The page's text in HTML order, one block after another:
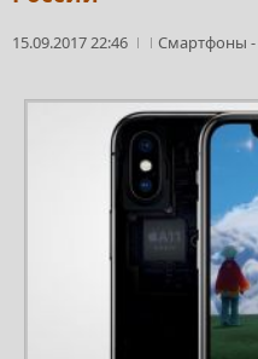
15.09.2017 22:46 Смартфоны -